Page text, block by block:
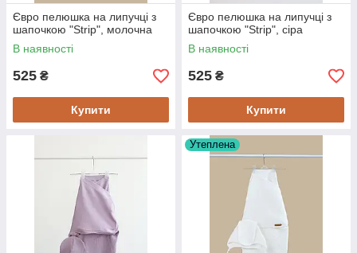
Євро пелюшка на липучці з
шапочкою "Strip", молочна
В наявності
525 ₴
Купити
Євро пелюшка на липучці з
шапочкою "Strip", сіра
В наявності
525 ₴
Купити
Утеплена